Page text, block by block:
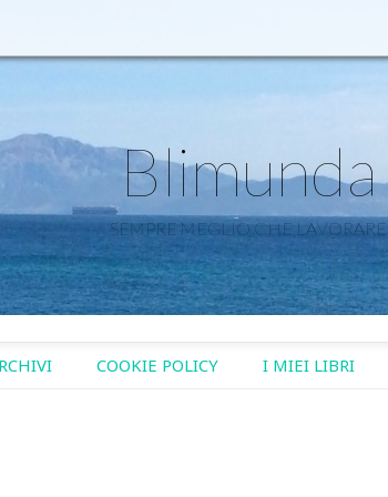
Blimunda
SEMPRE MEGLIO CHE LAVORARE
COOKIE POLICY I MIEI LIBRI